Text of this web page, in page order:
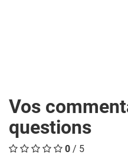
Vos
questions
0 / 5